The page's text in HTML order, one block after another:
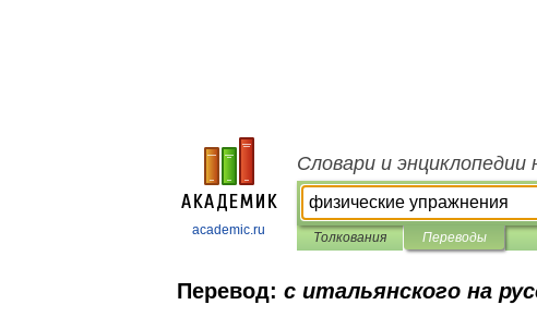
academic.ru
Словари и энциклопедии
Толкования Переводы
Перевод: с итальянского на